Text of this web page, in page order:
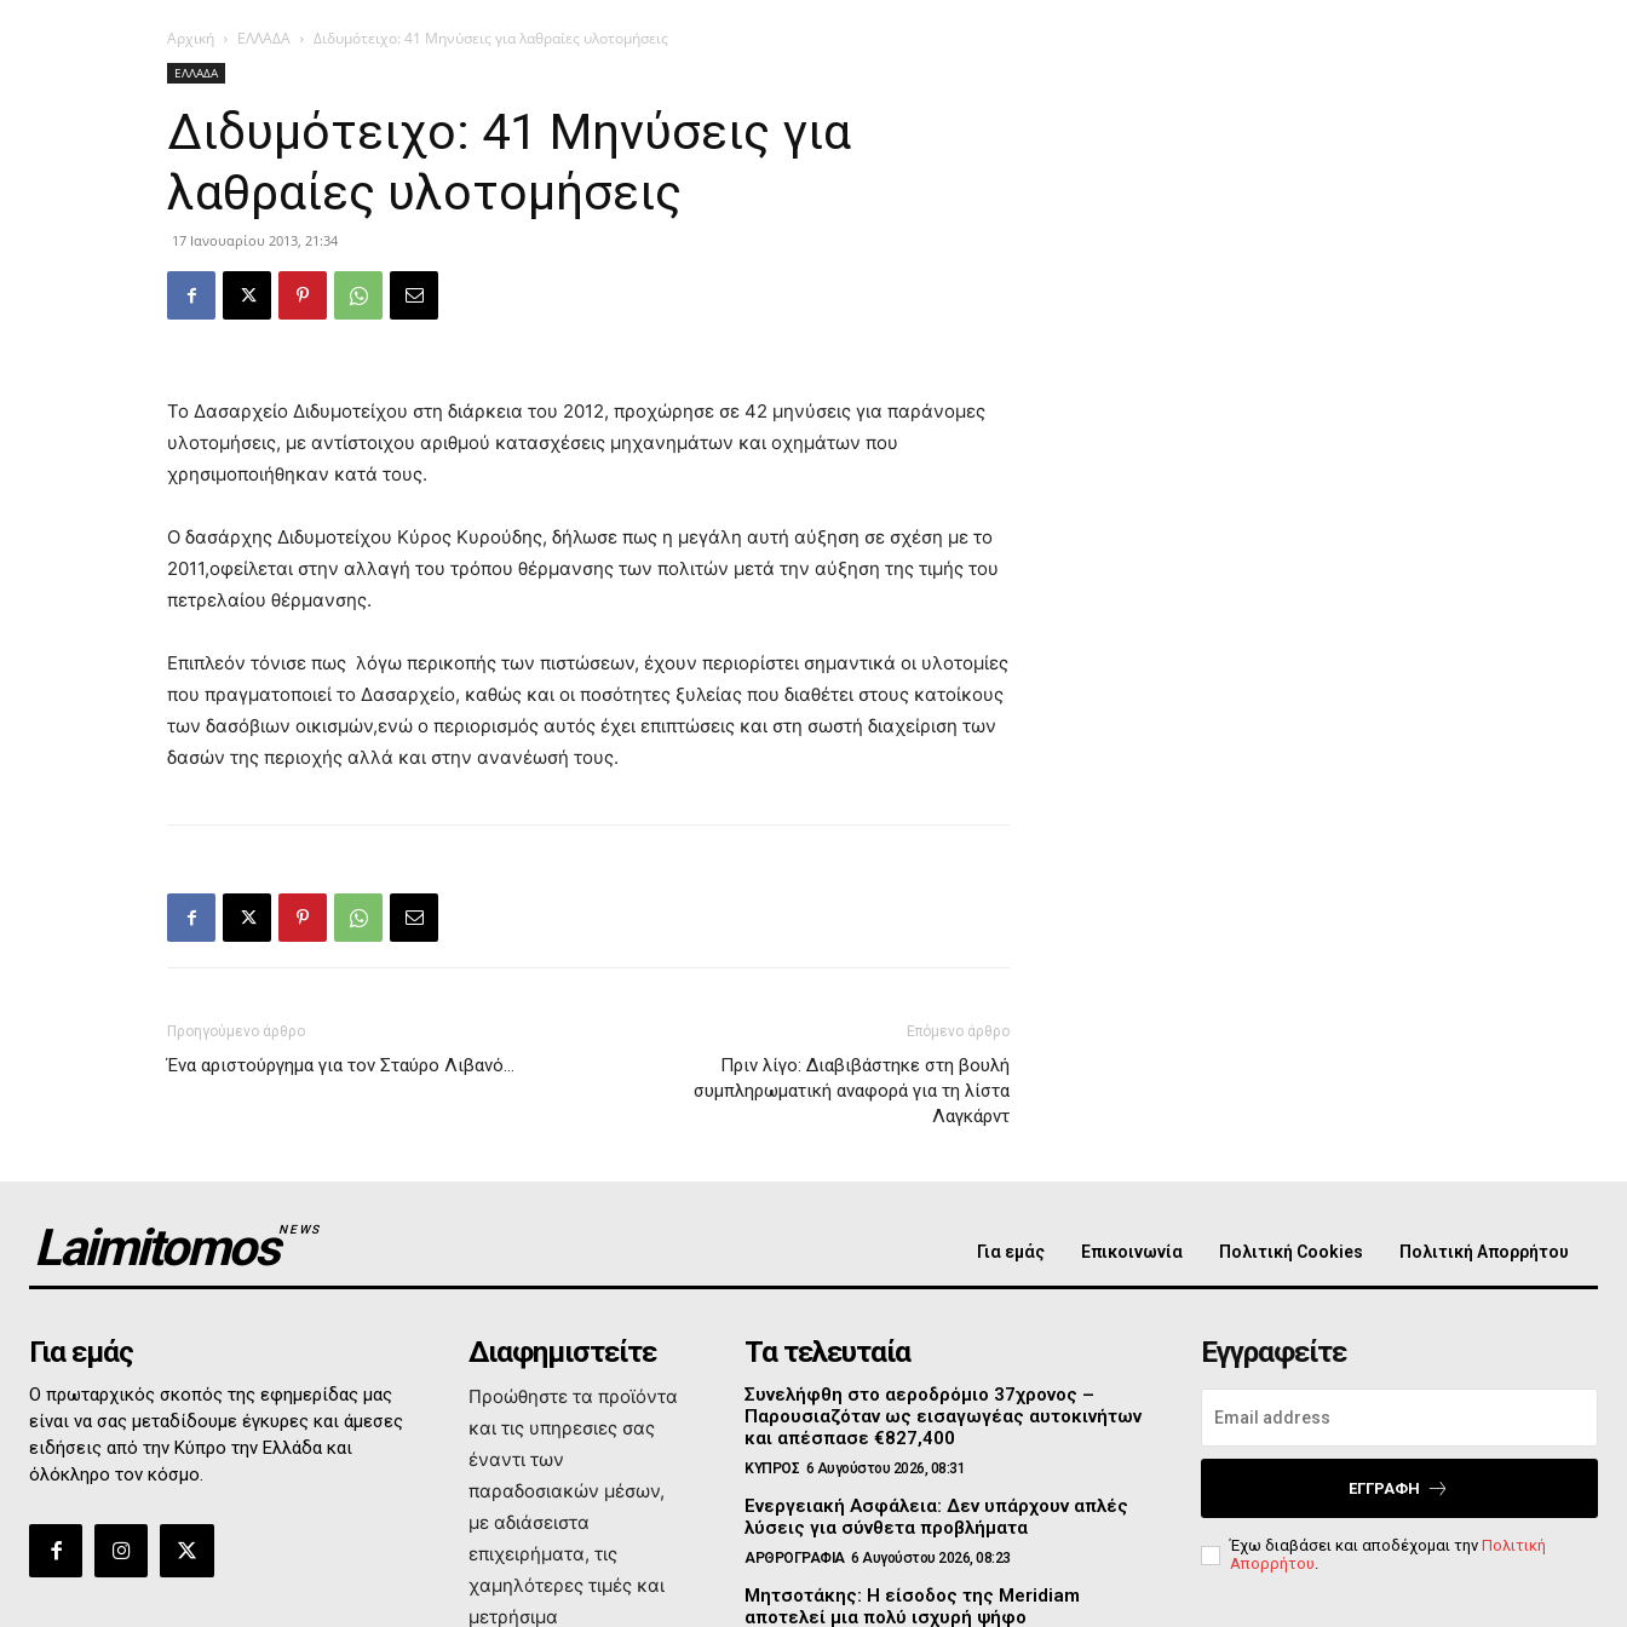
Αρχική ΕΛΛΑΔΑ Διδυμότειχο: 41 Μηνύσεις για λαθραίες υλοτομήσεις
ΕΛΛΑΔΑ
Διδυμότειχο: 41 Μηνύσεις για
λαθραίες υλοτομήσεις
17 Ιανουαρίου 2013, 21:34
Το Δασαρχείο Διδυμοτείχου στη διάρκεια του 2012, προχώρησε σε 42 μηνύσεις για παράνομες
υλοτομήσεις, με αντίστοιχου αριθμού κατασχέσεις μηχανημάτων και οχημάτων που
χρησιμοποιήθηκαν κατά τους.
Ο δασάρχης Διδυμοτείχου Κύρος Κυρούδης, δήλωσε πως η μεγάλη αυτή αύξηση σε σχέση με το
2011,οφείλεται στην αλλαγή του τρόπου θέρμανσης των πολιτών μετά την αύξηση της τιμής του
πετρελαίου θέρμανσης.
Επιπλεόν τόνισε πως λόγω περικοπής των πιστώσεων, έχουν περιορίστει σημαντικά οι υλοτομίες
που πραγματοποιεί το Δασαρχείο, καθώς και οι ποσότητες ξυλείας που διαθέτει στους κατοίκους
των δασόβιων οικισμών,ενώ ο περιορισμός αυτός έχει επιπτώσεις και στη σωστή διαχείριση των
δασών της περιοχής αλλά και στην ανανέωσή τους.
Προηγούμενο άρθρο
Ένα αριστούργημα για τον Σταύρο Λιβανό…
Επόμενο άρθρο
Πριν λίγο: Διαβιβάστηκε στη βουλή
συμπληρωματική αναφορά για τη λίστα
Λαγκάρντ
LaimitomosNEWS
Για εμάς Επικοινωνία Πολιτική Cookies Πολιτική Απορρήτου
Για εμάς
Ο πρωταρχικός σκοπός της εφημερίδας μας
είναι να σας μεταδίδουμε έγκυρες και άμεσες
ειδήσεις από την Κύπρο την Ελλάδα και
όλόκληρο τον κόσμο.
Διαφημιστείτε
Προώθηστε τα προϊόντα
και τις υπηρεσιες σας
έναντι των
παραδοσιακών μέσων,
με αδιάσειστα
επιχειρήματα, τις
χαμηλότερες τιμές και
μετρήσιμα
Τα τελευταία
Συνελήφθη στο αεροδρόμιο 37χρονος –
Παρουσιαζόταν ως εισαγωγέας αυτοκινήτων
και απέσπασε €827,400
ΚΥΠΡΟΣ 6 Αυγούστου 2026, 08:31
Ενεργειακή Ασφάλεια: Δεν υπάρχουν απλές
λύσεις για σύνθετα προβλήματα
ΑΡΘΡΟΓΡΑΦΙΑ 6 Αυγούστου 2026, 08:23
Μητσοτάκης: Η είσοδος της Meridiam
αποτελεί μια πολύ ισχυρή ψήφο
Εγγραφείτε
ΕΓΓΡΑΦΉ
Έχω διαβάσει και αποδέχομαι την Πολιτική
Απορρήτου.